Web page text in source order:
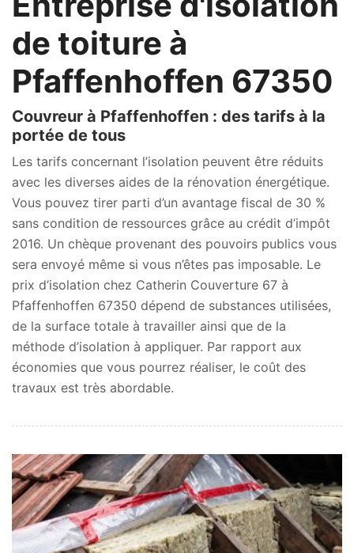
de toiture à
Pfaffenhoffen 67350
Couvreur à Pfaffenhoffen : des tarifs à la
portée de tous
Les tarifs concernant l’isolation peuvent être réduits
avec les diverses aides de la rénovation énergétique.
Vous pouvez tirer parti d’un avantage fiscal de 30 %
sans condition de ressources grâce au crédit d’impôt
2016. Un chèque provenant des pouvoirs publics vous
sera envoyé même si vous n’êtes pas imposable. Le
prix d’isolation chez Catherin Couverture 67 à
Pfaffenhoffen 67350 dépend de substances utilisées,
de la surface totale à travailler ainsi que de la
méthode d’isolation à appliquer. Par rapport aux
économies que vous pourrez réaliser, le coût des
travaux est très abordable.